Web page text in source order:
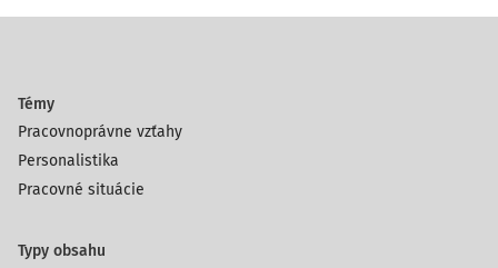
Témy
Pracovnoprávne vzťahy
Personalistika
Pracovné situácie
Typy obsahu